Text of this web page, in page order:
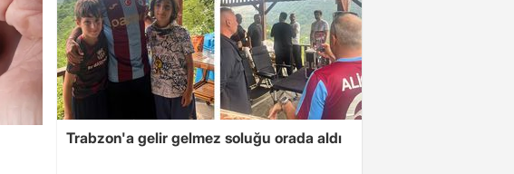
Trabzon'a gelir gelmez soluğu orada aldı